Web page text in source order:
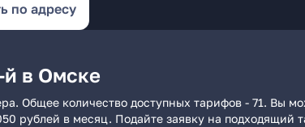
по адресу
в Омске
Общее количество доступных тарифов - 71. Вы
рублей в месяц. Подайте заявку на подходящий